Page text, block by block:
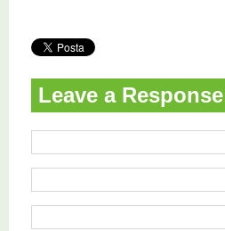
Leave a Response